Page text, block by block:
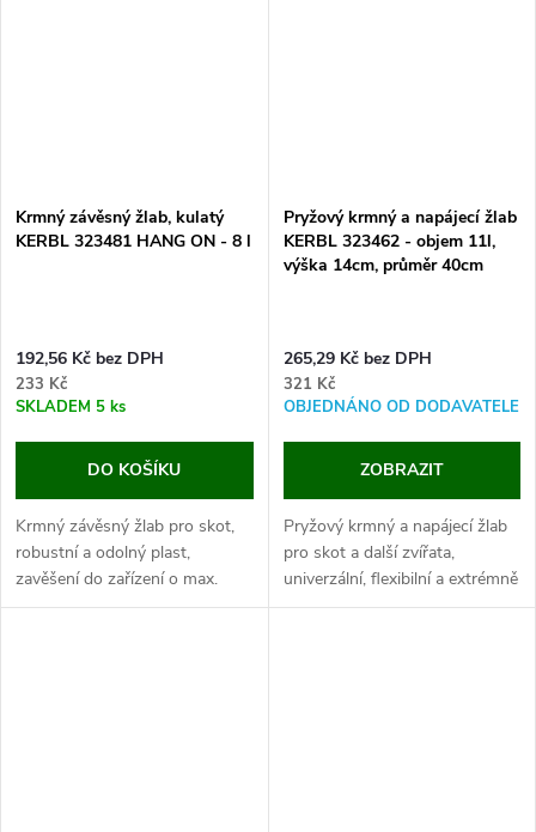
Krmný závěsný žlab, kulatý
KERBL 323481 HANG ON - 8 l
192,56 Kč bez DPH
233 Kč
SKLADEM 5 ks
DO KOŠÍKU
Krmný závěsný žlab pro skot,
robustní a odolný plast,
zavěšení do zařízení o max.
tloušťce 40 mm, objem 8 litrů,
Pryžový krmný a napájecí žlab
KERBL 323462 - objem 11l,
výška 14cm, průměr 40cm
265,29 Kč bez DPH
321 Kč
OBJEDNÁNO OD DODAVATELE
ZOBRAZIT
Pryžový krmný a napájecí žlab
pro skot a další zvířata,
univerzální, flexibilní a extrémně
odolný, objem 11 l, průměr 40